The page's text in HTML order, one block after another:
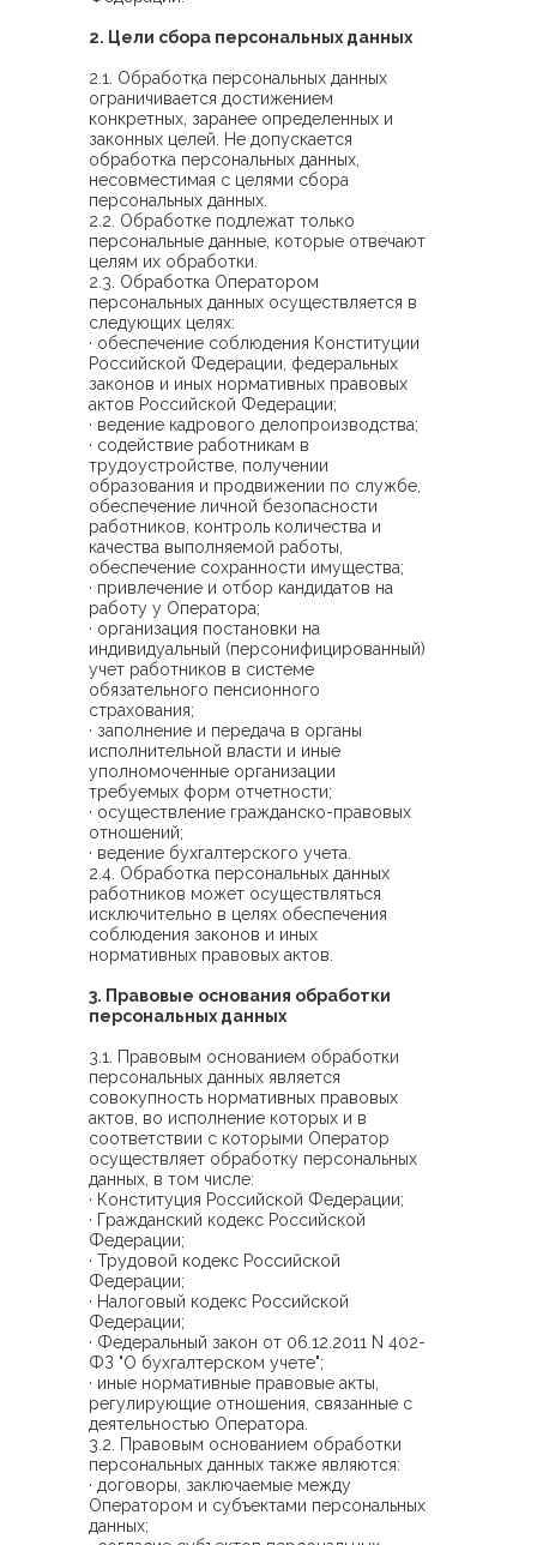
2. Цели сбора персональных данных
2.1. Обработка персональных данных
ограничивается достижением
конкретных, заранее определенных и
законных целей. Не допускается
обработка персональных данных,
несовместимая с целями сбора
персональных данных.
2.2. Обработке подлежат только
персональные данные, которые отвечают
целям их обработки.
2.3. Обработка Оператором
персональных данных осуществляется в
следующих целях:
· обеспечение соблюдения Конституции
Российской Федерации, федеральных
законов и иных нормативных правовых
актов Российской Федерации;
· ведение кадрового делопроизводства;
· содействие работникам в
трудоустройстве, получении
образования и продвижении по службе,
обеспечение личной безопасности
работников, контроль количества и
качества выполняемой работы,
обеспечение сохранности имущества;
· привлечение и отбор кандидатов на
работу у Оператора;
· организация постановки на
индивидуальный (персонифицированный)
учет работников в системе
обязательного пенсионного
страхования;
· заполнение и передача в органы
исполнительной власти и иные
уполномоченные организации
требуемых форм отчетности;
· осуществление гражданско-правовых
отношений;
· ведение бухгалтерского учета.
2.4. Обработка персональных данных
работников может осуществляться
исключительно в целях обеспечения
соблюдения законов и иных
нормативных правовых актов.
3. Правовые основания обработки
персональных данных
3.1. Правовым основанием обработки
персональных данных является
совокупность нормативных правовых
актов, во исполнение которых и в
соответствии с которыми Оператор
осуществляет обработку персональных
данных, в том числе:
· Конституция Российской Федерации;
· Гражданский кодекс Российской
Федерации;
· Трудовой кодекс Российской
Федерации;
· Налоговый кодекс Российской
Федерации;
· Федеральный закон от 06.12.2011 N 402-
ФЗ "О бухгалтерском учете";
· иные нормативные правовые акты,
регулирующие отношения, связанные с
деятельностью Оператора.
3.2. Правовым основанием обработки
персональных данных также являются:
· договоры, заключаемые между
Оператором и субъектами персональных
данных;